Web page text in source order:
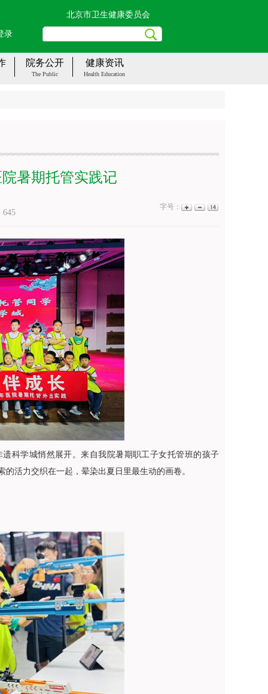
北京市卫生健康委员会
录
院务公开
The Public
健康资讯
Health Education
暑期托管实践记
645
字号：
科学城悄然展开。来自我院暑期职工子女托管班的孩子
活力交织在一起，晕染出夏日里最生动的画卷。